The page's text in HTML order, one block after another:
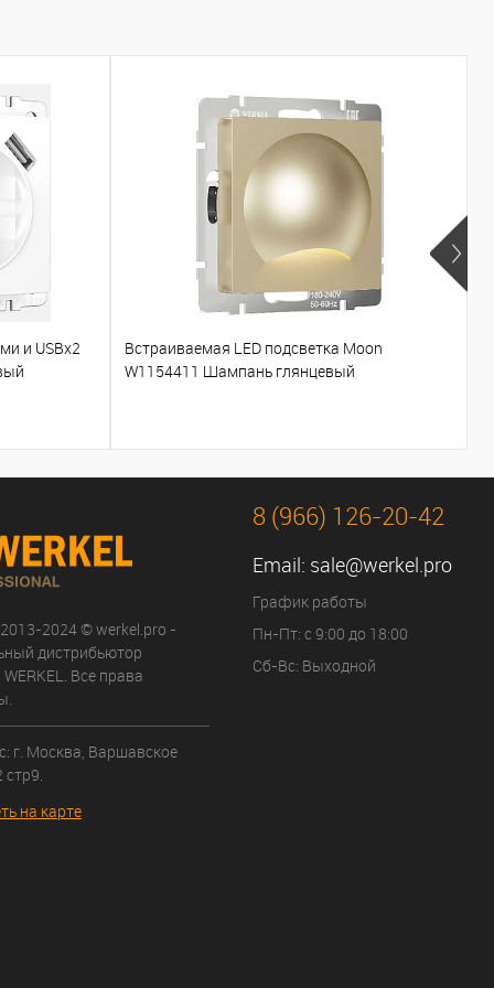
и USBх2
Встраиваемая LED подсветка Moon
W1154411 Шампань глянцевый
2024 © werkel.pro -
дистрибьютор
Все права
г. Москва, Варшавское
стр9.
на карте
8 (966) 126-20-42
Email: sale@werkel.pro
График работы
Пн-Пт: с 9:00 до 18:00
Сб-Вс: Выходной